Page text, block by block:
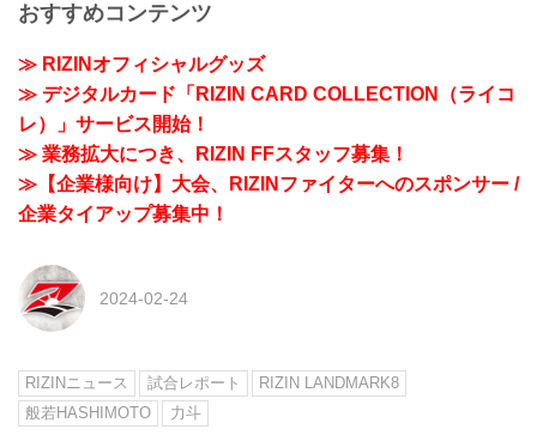
おすすめコンテンツ
≫ RIZINオフィシャルグッズ
≫ デジタルカード「RIZIN CARD COLLECTION（ライコ
レ）」サービス開始！
≫ 業務拡大につき、RIZIN FFスタッフ募集！
≫【企業様向け】大会、RIZINファイターへのスポンサー /
企業タイアップ募集中！
2024-02-24
RIZINニュース 試合レポート
RIZIN LANDMARK8
般若HASHIMOTO
力斗